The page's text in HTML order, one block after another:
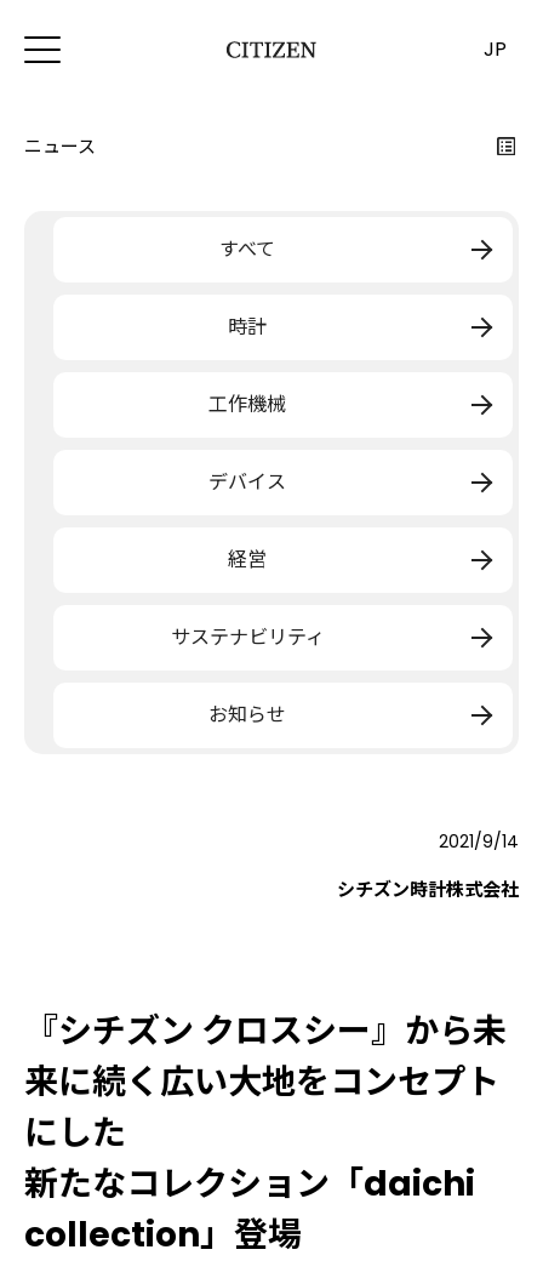
JP
ニュース
すべて
時計
工作機械
デバイス
経営
サステナビリティ
お知らせ
2021/9/14
シチズン時計株式会社
『シチズン クロスシー』から未
来に続く広い大地をコンセプト
にした
新たなコレクション「daichi
collection」登場